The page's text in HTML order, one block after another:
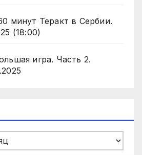
минут Теракт в Сербии.
(18:00)
игра. Часть 2.